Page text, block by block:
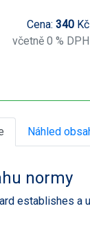
Cena: 340Kč
včetně 0 % DPH
Náhled
normy
establishes